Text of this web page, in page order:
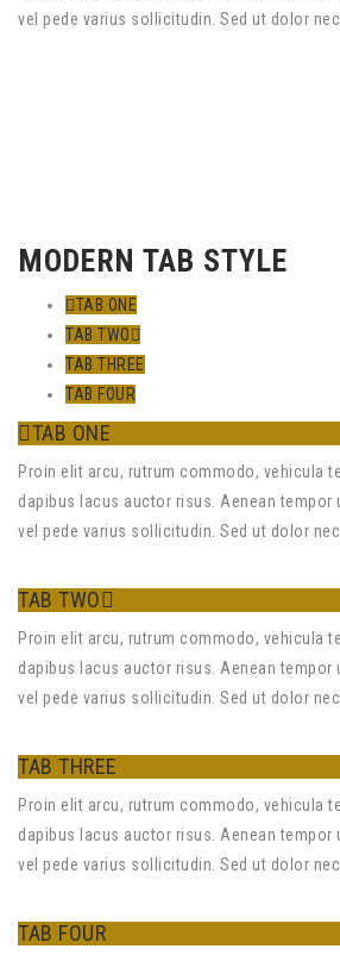
vel pede varius sollicitudin. Sed ut dolor
MODERN TAB STYLE
TAB ONE
TAB TWO
TAB THREE
TAB FOUR
TAB ONE
Proin elit arcu, rutrum commodo, vehicula
dapibus lacus auctor risus. Aenean
vel pede varius sollicitudin. Sed ut dolor
TAB TWO
Proin elit arcu, rutrum commodo, vehicula
dapibus lacus auctor risus. Aenean
vel pede varius sollicitudin. Sed ut dolor
TAB THREE
Proin elit arcu, rutrum commodo, vehicula
dapibus lacus auctor risus. Aenean
vel pede varius sollicitudin. Sed ut dolor
TAB FOUR